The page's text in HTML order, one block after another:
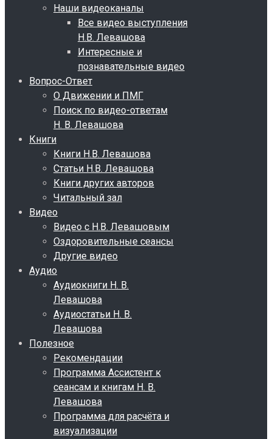
Наши видеоканалы
Все видео выступления
Н.В. Левашова
Интересные и
познавательные видео
Вопрос-Ответ
О Движении и ПМГ
Поиск по видео-ответам
Н. В. Левашова
Книги
Книги Н.В. Левашова
Статьи Н.В. Левашова
Книги других авторов
Читальный зал
Видео
Видео с Н.В. Левашовым
Оздоровительные сеансы
Другие видео
Аудио
Аудиокниги Н. В.
Левашова
Аудиостатьи Н. В.
Левашова
Полезное
Рекомендации
Программа Ассистент к
сеансам и книгам Н. В.
Левашова
Программа для расчёта и
визуализации